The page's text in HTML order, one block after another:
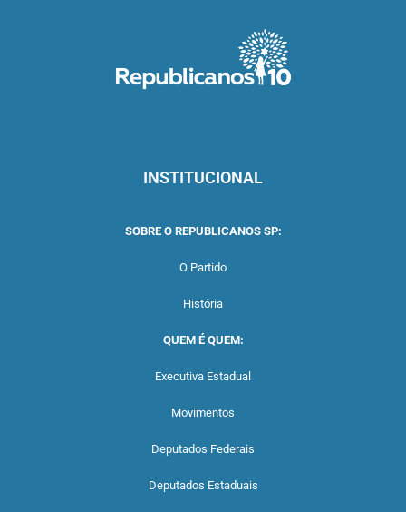
INSTITUCIONAL
SOBRE O REPUBLICANOS SP:
O Partido
História
QUEM É QUEM:
Executiva Estadual
Movimentos
Deputados Federais
Deputados Estaduais